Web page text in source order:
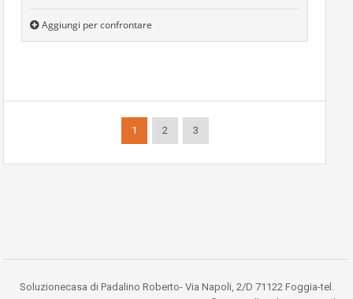
Aggiungi per confrontare
1 2 3
Soluzionecasa di Padalino Roberto- Via Napoli, 2/D 71122 Foggia-tel.